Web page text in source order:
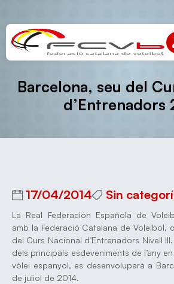
Barcelona, seu del
d’Entrenadors
17/04/2014 Sin
La Real Federación Española de
amb la Federació Catalana de Voleibol,
del Curs Nacional d’Entrenadors Nivell
dels principals esdeveniments de l’any
vòlei espanyol, es desenvoluparà a
de juliol de 2014.